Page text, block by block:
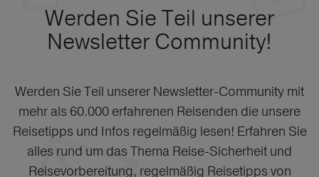
Werden Sie Teil unserer
Newsletter Community!
Werden Sie Teil unserer Newsletter-Community mit
mehr als 60.000 erfahrenen Reisenden die unsere
Reisetipps und Infos regelmäßig lesen! Erfahren Sie
alles rund um das Thema Reise-Sicherheit und
Reisevorbereitung, regelmäßig Reisetipps von